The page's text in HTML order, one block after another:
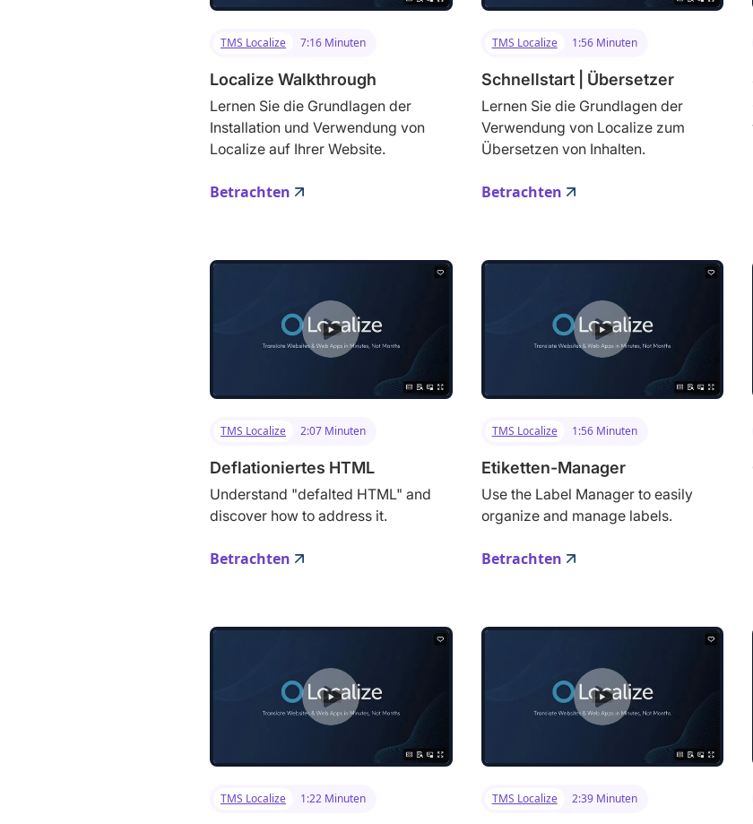
TMS Localize 7:16 Minuten
Localize Walkthrough
Lernen Sie die Grundlagen der
Installation und Verwendung von
Localize auf Ihrer Website.
Betrachten
TMS Localize 1:56 Minuten
Schnellstart | Übersetzer
Lernen Sie die Grundlagen der
Verwendung von Localize zum
Übersetzen von Inhalten.
Betrachten
TMS Localize 2:07 Minuten
Deflationiertes HTML
Understand "defalted HTML" and
discover how to address it.
Betrachten
TMS Localize 1:56 Minuten
Etiketten-Manager
Use the Label Manager to easily
organize and manage labels.
Betrachten
TMS Localize 1:22 Minuten TMS Localize 2:39 Minuten